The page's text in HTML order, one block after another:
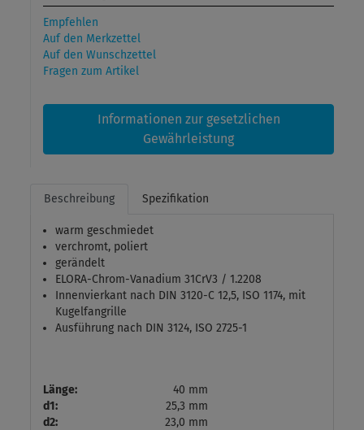
Empfehlen
Auf den Merkzettel
Auf den Wunschzettel
Fragen zum Artikel
Informationen zur gesetzlichen
Gewährleistung
Beschreibung Spezifikation
warm geschmiedet
verchromt, poliert
gerändelt
ELORA-Chrom-Vanadium 31CrV3 / 1.2208
Innenvierkant nach DIN 3120-C 12,5, ISO 1174, mit
Kugelfangrille
Ausführung nach DIN 3124, ISO 2725-1
Länge:
40 mm
d1:
25,3 mm
d2:
23,0 mm